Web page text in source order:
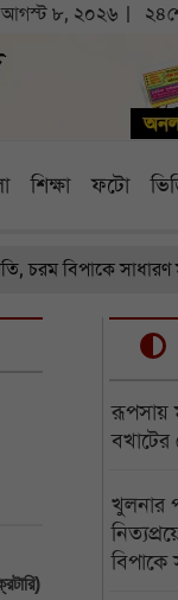
আগস্ট ৮, ২০২৬
শিক্ষা ফটো
বিপাকে সাধারণ মানুষ
রূপসায়
বখাটের
খুলনার
বিপাকে